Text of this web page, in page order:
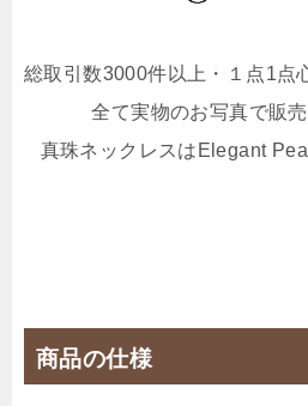
総取引数3000件以上・１点1点
全て実物のお写真で販売
真珠ネックレスはElegant
商品の仕様